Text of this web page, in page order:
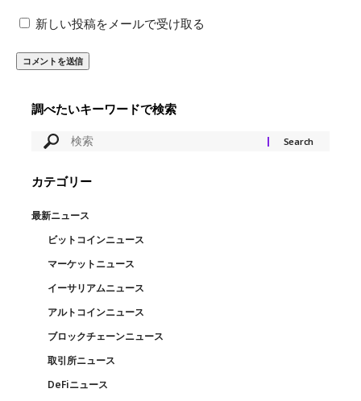
新しい投稿をメールで受け取る
調べたいキーワードで検索
カテゴリー
最新ニュース
ビットコインニュース
マーケットニュース
イーサリアムニュース
アルトコインニュース
ブロックチェーンニュース
取引所ニュース
DeFiニュース